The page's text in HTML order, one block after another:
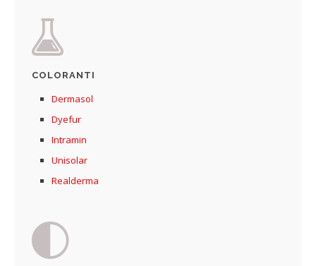
COLORANTI
Dermasol
Dyefur
Intramin
Unisolar
Realderma